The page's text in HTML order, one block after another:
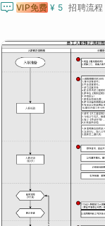
 VIP免费 ¥ 5 招聘流程